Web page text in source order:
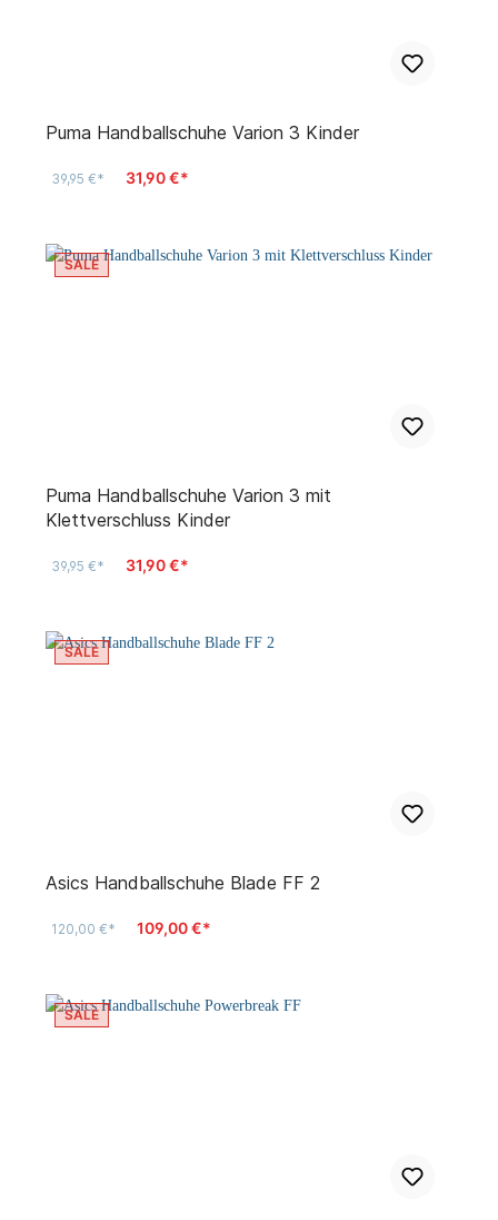
Puma Handballschuhe Varion 3 Kinder
39,95 €* 31,90 €*
SALE
Puma Handballschuhe Varion 3 mit
Klettverschluss Kinder
39,95 €* 31,90 €*
SALE
Asics Handballschuhe Blade FF 2
120,00 €* 109,00 €*
SALE